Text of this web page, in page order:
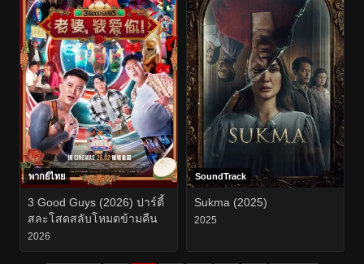
พากย์ไทย
3 Good Guys (2026) ปาร์ตี้
สละโสดสลับโหมดข้ามคืน
2026
SoundTrack
Sukma (2025)
2025